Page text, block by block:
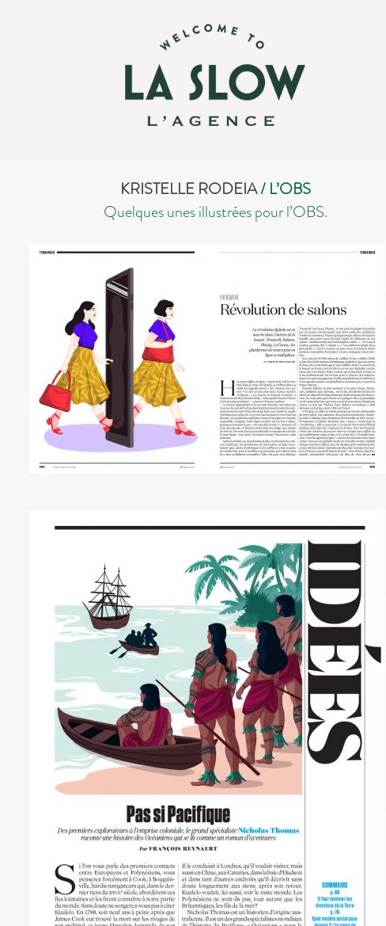
KRISTELLE RODEIA/ L’OBS
Quelques unes illustrées pour l’OBS.